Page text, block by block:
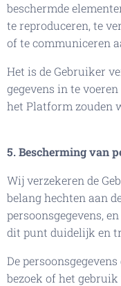
beschermde
te reproduceren, te
of te communiceren
Het is de Gebruiker
gegevens in te
het Platform zouden
5. Bescherming van
Wij verzekeren de
belang hechten aan
persoonsgegevens,
dit punt duidelijk en
De
bezoek of het